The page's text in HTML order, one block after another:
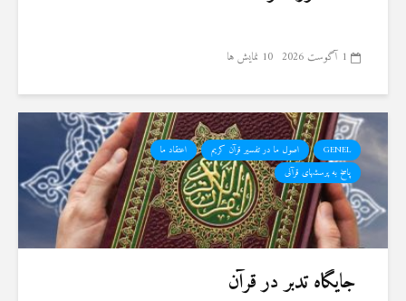
1 آگوست 2026 10 نمایش ها
GENEL اصول ما در تفسیر قرآن کریم
اعتقاد ما
پاسخ به پرسشهای قرآنی
جایگاه تدبر در قرآن